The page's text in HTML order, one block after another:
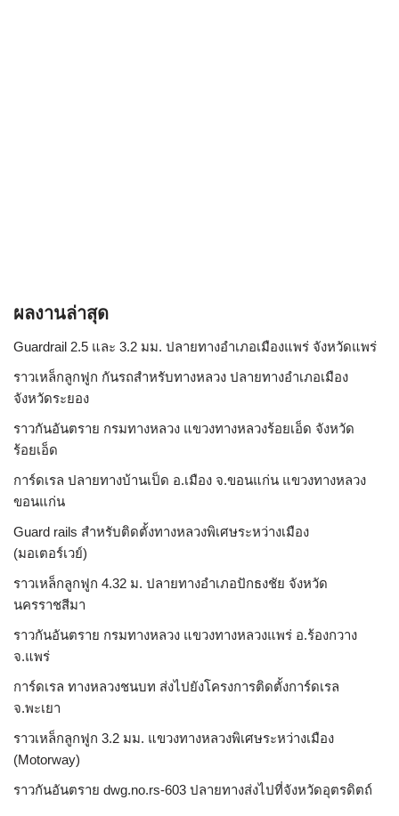
ผลงานล่าสุด
Guardrail 2.5 และ 3.2 มม. ปลายทางอำเภอเมืองแพร่ จังหวัดแพร่
ราวเหล็กลูกฟูก กันรถสําหรับทางหลวง ปลายทางอำเภอเมือง
จังหวัดระยอง
ราวกันอันตราย กรมทางหลวง แขวงทางหลวงร้อยเอ็ด จังหวัด
ร้อยเอ็ด
การ์ดเรล ปลายทางบ้านเป็ด อ.เมือง จ.ขอนแก่น แขวงทางหลวง
ขอนแก่น
Guard rails สำหรับติดตั้งทางหลวงพิเศษระหว่างเมือง
(มอเตอร์เวย์)
ราวเหล็กลูกฟูก 4.32 ม. ปลายทางอำเภอปักธงชัย จังหวัด
นครราชสีมา
ราวกันอันตราย กรมทางหลวง แขวงทางหลวงแพร่ อ.ร้องกวาง
จ.แพร่
การ์ดเรล ทางหลวงชนบท ส่งไปยังโครงการติดตั้งการ์ดเรล
จ.พะเยา
ราวเหล็กลูกฟูก 3.2 มม. แขวงทางหลวงพิเศษระหว่างเมือง
(Motorway)
ราวกันอันตราย dwg.no.rs-603 ปลายทางส่งไปที่จังหวัดอุตรดิตถ์